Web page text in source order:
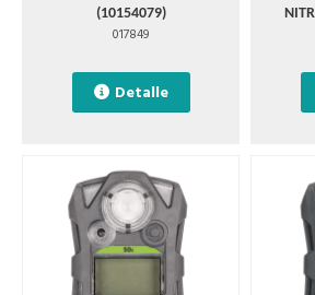
(10154079)
017849
Detalle